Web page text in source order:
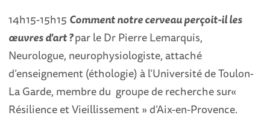
14h15-15h15 Comment notre cerveau perçoit-il les
œuvres d'art ?par le Dr Pierre Lemarquis,
Neurologue, neurophysiologiste, attaché
d’enseignement (éthologie) à l’Université de Toulon-
La Garde, membre du groupe de recherche sur«
Résilience et Vieillissement » d’Aix-en-Provence.